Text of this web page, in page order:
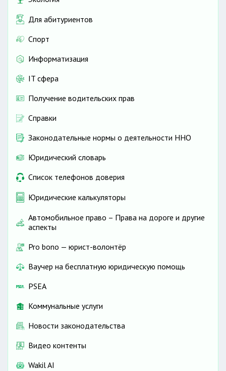
Для абитуриентов
Спорт
Информатизация
IT сфера
Получение водительских прав
Справки
Законодательные нормы о деятельности ННО
Юридический словарь
Список телефонов доверия
Юридические калькуляторы
Автомобильное право – Права на дороге и другие
аспекты
Pro bono — юрист-волонтёр
Ваучер на бесплатную юридическую помощь
PSEA
Коммунальные услуги
Новости законодательства
Видео контенты
Wakil AI